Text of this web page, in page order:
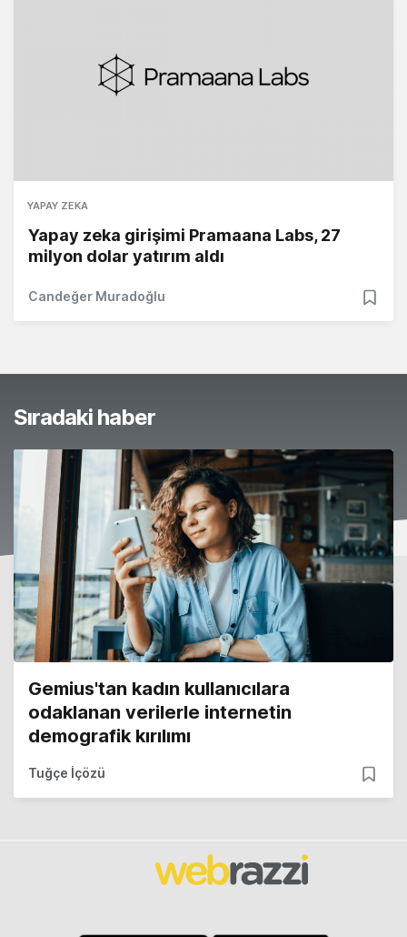
YAPAY ZEKA
Yapay zeka girişimi Pramaana Labs, 27
milyon dolar yatırım aldı
Candeğer Muradoğlu
Sıradaki haber
Gemius'tan kadın kullanıcılara
odaklanan verilerle internetin
demografik kırılımı
Tuğçe İçözü